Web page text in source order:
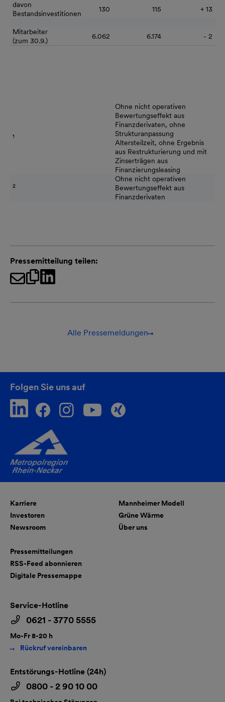
davon
Bestandsinvestitionen
130 115 + 13
Mitarbeiter
(zum 30.9.)
6.062 6.174 - 2
1
Ohne nicht operativen
Bewertungseffekt aus
Finanzderivaten, ohne
Strukturanpassung
Altersteilzeit, ohne Ergebnis
aus Restrukturierung und mit
Zinserträgen aus
Finanzierungsleasing
2
Ohne nicht operativen
Bewertungseffekt aus
Finanzderivaten
Pressemitteilung teilen:
Alle Pressemeldungen
Folgen Sie uns auf
Karriere
Investoren
Newsroom
Mannheimer Modell
Grüne Wärme
Über uns
Pressemitteilungen
RSS-Feed abonnieren
Digitale Pressemappe
Service-Hotline
0621 - 3770 5555
Mo-Fr 8-20 h
Rückruf vereinbaren
Entstörungs-Hotline (24h)
0800 - 2 90 10 00